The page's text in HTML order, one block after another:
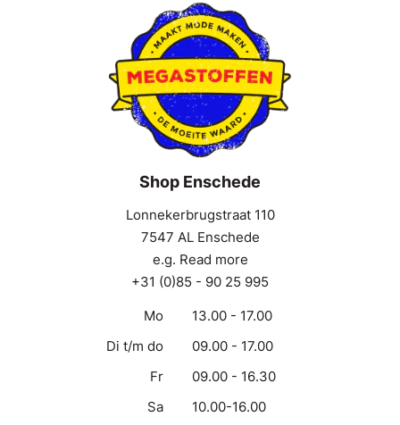
Shop Enschede
Lonnekerbrugstraat 110
7547 AL Enschede
e.g. Read more
+31 (0)85 - 90 25 995
Mo
13.00 - 17.00
Di t/m do
09.00 - 17.00
Fr
09.00 - 16.30
Sa
10.00-16.00